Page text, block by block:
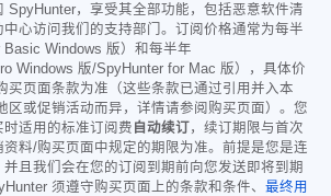
SpyHunter，享受其全部功能，包括恶意软件清
中心访问我们的支持部门。订阅价格通常为每半
Basic Windows 版）和每半年
Windows 版/SpyHunter for Mac 版），具体价
买页面条款为准（这些条款已通过引用并入本
区或促销活动而异，详情请参阅购买页面）。您
适用的标准订阅费 自动续订，续订期限与首次
料/购买页面中规定的期限为准。前提是您是连
且我们会在您的订阅到期前向您发送即将到期
须遵守购买页面上的条款和条件、 最终用